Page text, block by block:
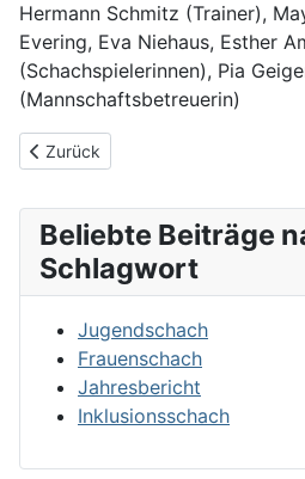
Hermann Schmitz (Trainer),
Evering, Eva Niehaus, Esther
(Schachspielerinnen), Pia
(Mannschaftsbetreuerin)
Vorheriger Beitrag: Paul Bemboom-
Zurück
Beliebte Beiträge
Schlagwort
Jugendschach
Frauenschach
Jahresbericht
Inklusionsschach